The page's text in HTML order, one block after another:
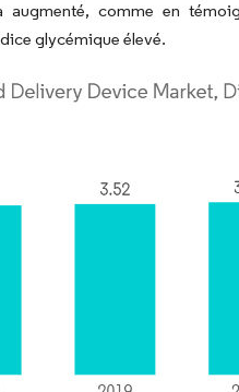
comme en
glycémique élevé.